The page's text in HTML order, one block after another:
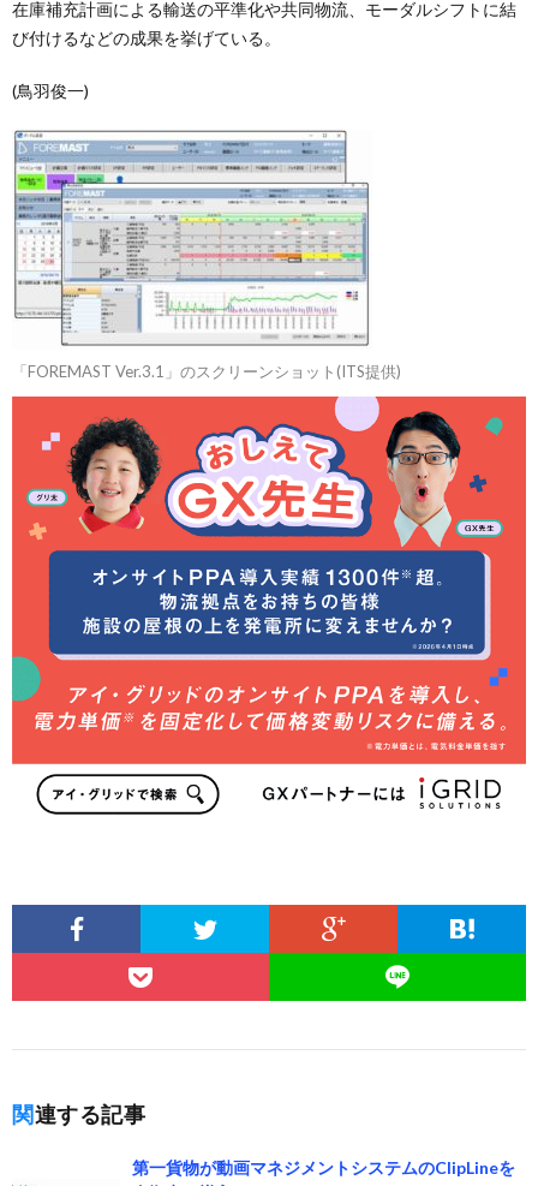
在庫補充計画による輸送の平準化や共同物流、モーダルシフトに結
び付けるなどの成果を挙げている。
(鳥羽俊一)
「FOREMAST Ver.3.1」のスクリーンショット(ITS提供)
関連する記事
第一貨物が動画マネジメントシステムのClipLineを